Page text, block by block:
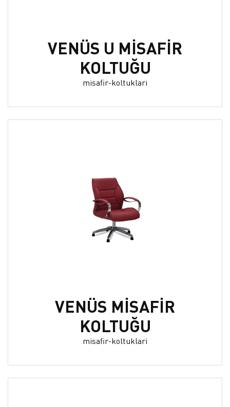
VENÜS U MİSAFİR
KOLTUĞU
misafir-koltuklari
VENÜS MİSAFİR
KOLTUĞU
misafir-koltuklari